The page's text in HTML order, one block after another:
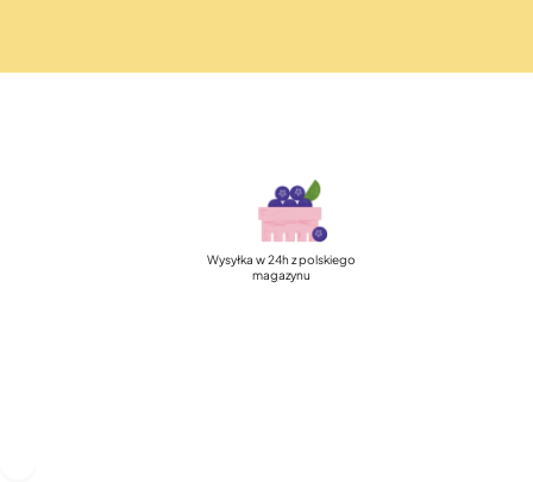
Szybka, darmowa dostawa